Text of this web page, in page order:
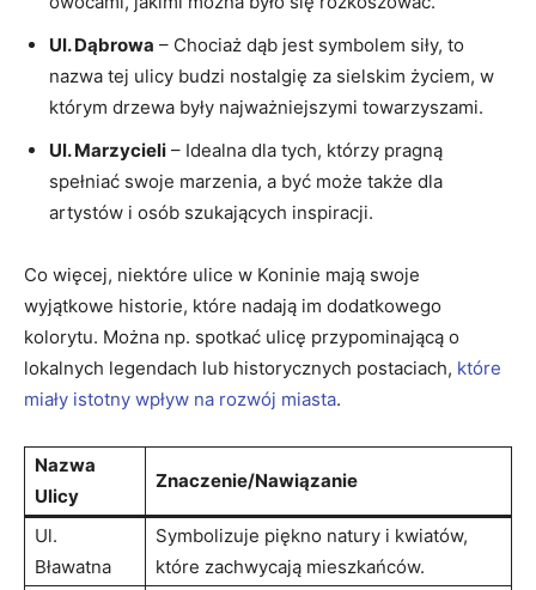
Ul. Dąbrowa – Chociaż dąb jest symbolem siły, to
nazwa tej ulicy budzi nostalgię za sielskim życiem, w
którym drzewa były najważniejszymi towarzyszami.
Ul.⁤ Marzycieli – Idealna dla tych, ⁢którzy pragną
spełniać swoje marzenia, a być może⁣ także dla
artystów i osób szukających inspiracji.
Co więcej, niektóre ulice w Koninie mają swoje
wyjątkowe historie, ‍które nadają‍ im dodatkowego
kolorytu. ⁢Można np. spotkać ulicę przypominającą o
lokalnych legendach lub historycznych postaciach, które
miały istotny wpływ na rozwój miasta.
Nazwa
Ulicy
Znaczenie/Nawiązanie
Ul.
Bławatna
Symbolizuje piękno natury i kwiatów,
które zachwycają⁤ mieszkańców.